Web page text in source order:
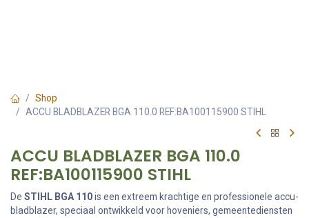
Shop
ACCU BLADBLAZER BGA 110.0 REF:BA100115900 STIHL
ACCU BLADBLAZER BGA 110.0
REF:BA100115900 STIHL
De STIHL BGA 110is een extreem krachtige en professionele accu-
bladblazer, speciaal ontwikkeld voor hoveniers, gemeentediensten